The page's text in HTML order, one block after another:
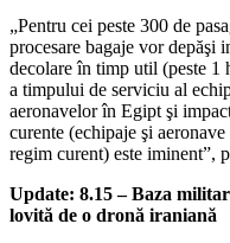
„Pentru cei peste 300 de
procesare bagaje vor depăşi
decolare în timp util (peste 1
a timpului de serviciu al
aeronavelor în Egipt şi
curente (echipaje şi
regim curent) este iminent”,
Update: 8.15 – Baza
lovită de o dronă iraniană